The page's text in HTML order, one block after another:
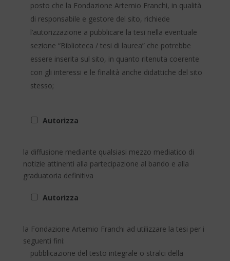
posto che la Fondazione Artemio Franchi, in qualità
di responsabile e gestore del sito, richiede
l’autorizzazione a pubblicare la tesi nella eventuale
sezione “Biblioteca / tesi di laurea” che potrebbe
essere inserita sul sito, in quanto ritenuta coerente
con gli interessi e le finalità anche didattiche del sito
stesso;
Autorizza
͏la diffusione mediante qualsiasi mezzo mediatico di
notizie attinenti alla partecipazione al bando e alla
graduatoria definitiva
Autorizza
la Fondazione Artemio Franchi ad utilizzare la tesi per i
seguenti fini:
pubblicazione del testo integrale o stralci della